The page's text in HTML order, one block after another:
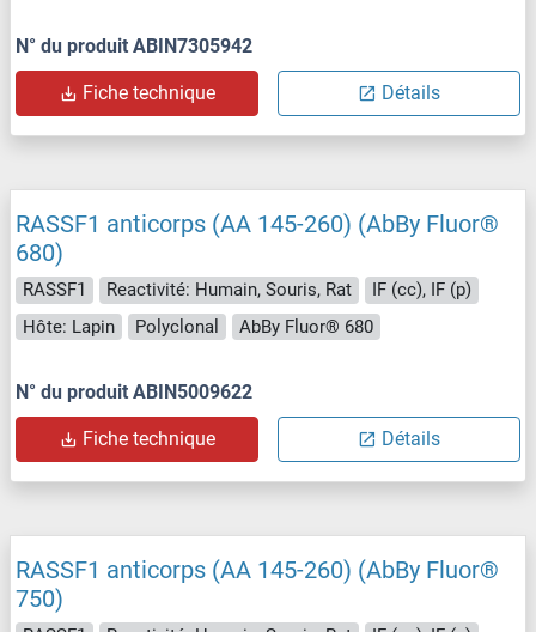
N° du produit ABIN7305942
Fiche technique Détails
RASSF1 anticorps (AA 145-260) (AbBy Fluor®
680)
RASSF1 Reactivité: Humain, Souris, Rat
IF (cc), IF (p)
Hôte: Lapin
Polyclonal AbBy Fluor® 680
N° du produit ABIN5009622
Fiche technique Détails
RASSF1 anticorps (AA 145-260) (AbBy Fluor®
750)